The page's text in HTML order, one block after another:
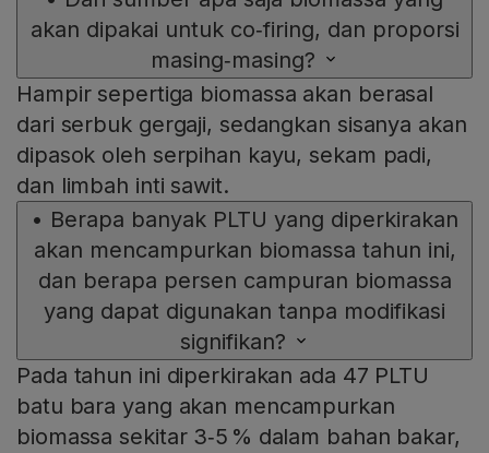
akan dipakai untuk co‑firing, dan proporsi
masing‑masing?
Hampir sepertiga biomassa akan berasal
dari serbuk gergaji, sedangkan sisanya akan
dipasok oleh serpihan kayu, sekam padi,
dan limbah inti sawit.
• Berapa banyak PLTU yang diperkirakan
akan mencampurkan biomassa tahun ini,
dan berapa persen campuran biomassa
yang dapat digunakan tanpa modifikasi
signifikan?
Pada tahun ini diperkirakan ada 47 PLTU
batu bara yang akan mencampurkan
biomassa sekitar 3‑5 % dalam bahan bakar,